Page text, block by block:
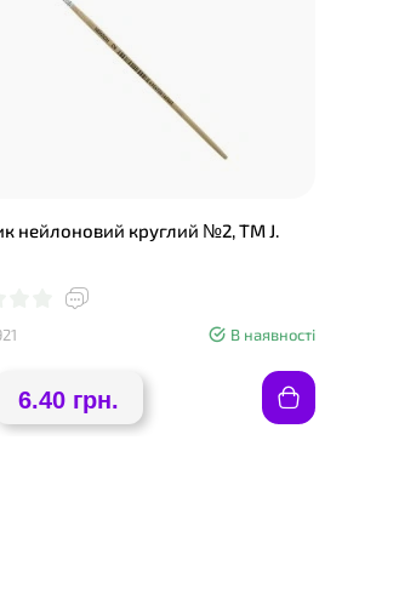
нейлоновий круглий №2, ТМ J.
В наявності
6.40 грн.